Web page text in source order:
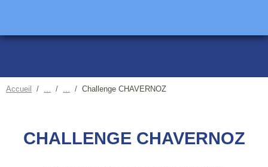
Accueil Challenge CHAVERNOZ
CHALLENGE CHAVERNOZ